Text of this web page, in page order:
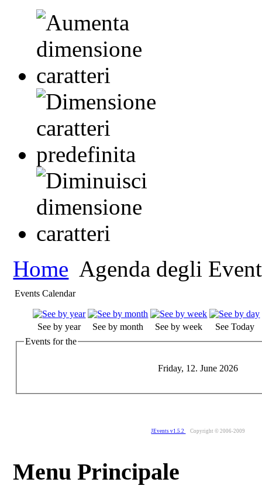
Home Agenda degli
Events Calendar
See by year See by month See by week
See Today
Events for the
Friday, 12. June 2026
JEvents v1.5.2 Copyright © 2006-2009
Menu Principale